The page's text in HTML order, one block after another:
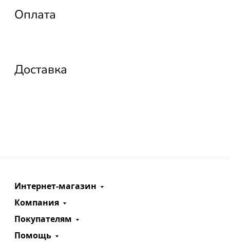
Оплата
Доставка
Интернет-магазин
Компания
Покупателям
Помощь